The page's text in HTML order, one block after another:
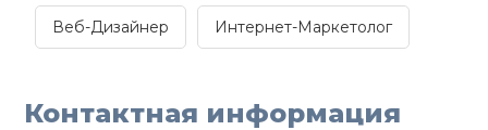
Веб-Дизайнер Интернет-Маркетолог
Контактная информация